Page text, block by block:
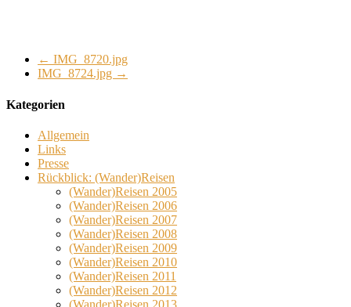
← IMG_8720.jpg
IMG_8724.jpg →
Kategorien
Allgemein
Links
Presse
Rückblick: (Wander)Reisen
(Wander)Reisen 2005
(Wander)Reisen 2006
(Wander)Reisen 2007
(Wander)Reisen 2008
(Wander)Reisen 2009
(Wander)Reisen 2010
(Wander)Reisen 2011
(Wander)Reisen 2012
(Wander)Reisen 2013